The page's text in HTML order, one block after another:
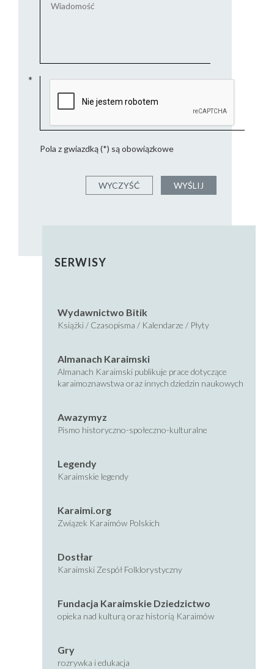
Pola z gwiazdką (*) są obowiązkowe
SERWISY
Wydawnictwo Bitik
Książki / Czasopisma / Kalendarze / Płyty
Almanach Karaimski
Almanach Karaimski publikuje prace dotyczące
karaimoznawstwa oraz innych dziedzin naukowych
Awazymyz
Pismo historyczno-społeczno-kulturalne
Legendy
Karaimskie legendy
Karaimi.org
Związek Karaimów Polskich
Dostłar
Karaimski Zespół Folklorystyczny
Fundacja Karaimskie Dziedzictwo
opieka nad kulturą oraz historią Karaimów
Gry
rozrywka i edukacja